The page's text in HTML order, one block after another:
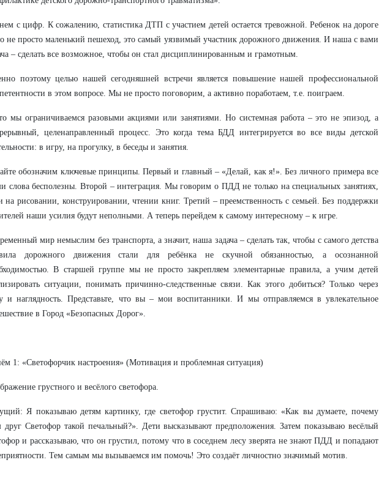
с цифр. К сожалению, статистика ДТП с участием детей остается тревожной. Ребенок на дороге
не просто маленький пешеход, это самый уязвимый участник дорожного движения. И наша с вами
– сделать все возможное, чтобы он стал дисциплинированным и грамотным.
поэтому целью нашей сегодняшней встречи является повышение нашей профессиональной
в этом вопросе. Мы не просто поговорим, а активно поработаем, т.е. поиграем.
мы ограничиваемся разовыми акциями или занятиями. Но системная работа – это не эпизод, а
целенаправленный процесс. Это когда тема БДД интегрируется во все виды детской
в игру, на прогулку, в беседы и занятия.
обозначим ключевые принципы. Первый и главный – «Делай, как я!». Без личного примера все
слова бесполезны. Второй – интеграция. Мы говорим о ПДД не только на специальных занятиях,
на рисовании, конструировании, чтении книг. Третий – преемственность с семьей. Без поддержки
наши усилия будут неполными. А теперь перейдем к самому интересному – к игре.
мир немыслим без транспорта, а значит, наша задача – сделать так, чтобы с самого детства
дорожного движения стали для ребёнка не скучной обязанностью, а осознанной
В старшей группе мы не просто закрепляем элементарные правила, а учим детей
ситуации, понимать причинно-следственные связи. Как этого добиться? Только через
и наглядность. Представьте, что вы – мои воспитанники. И мы отправляемся в увлекательное
в Город «Безопасных Дорог».
1: «Светофорчик настроения» (Мотивация и проблемная ситуация)
грустного и весёлого светофора.
Я показываю детям картинку, где светофор грустит. Спрашиваю: «Как вы думаете, почему
друг Светофор такой печальный?». Дети высказывают предположения. Затем показываю весёлый
и рассказываю, что он грустил, потому что в соседнем лесу зверята не знают ПДД и попадают
Тем самым мы вызываемся им помочь! Это создаёт личностно значимый мотив.